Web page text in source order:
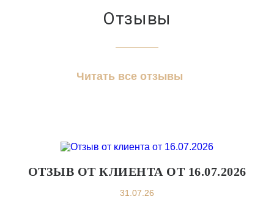
Отзывы
Читать все отзывы
ОТЗЫВ ОТ КЛИЕНТА ОТ 16.07.2026
31.07.26